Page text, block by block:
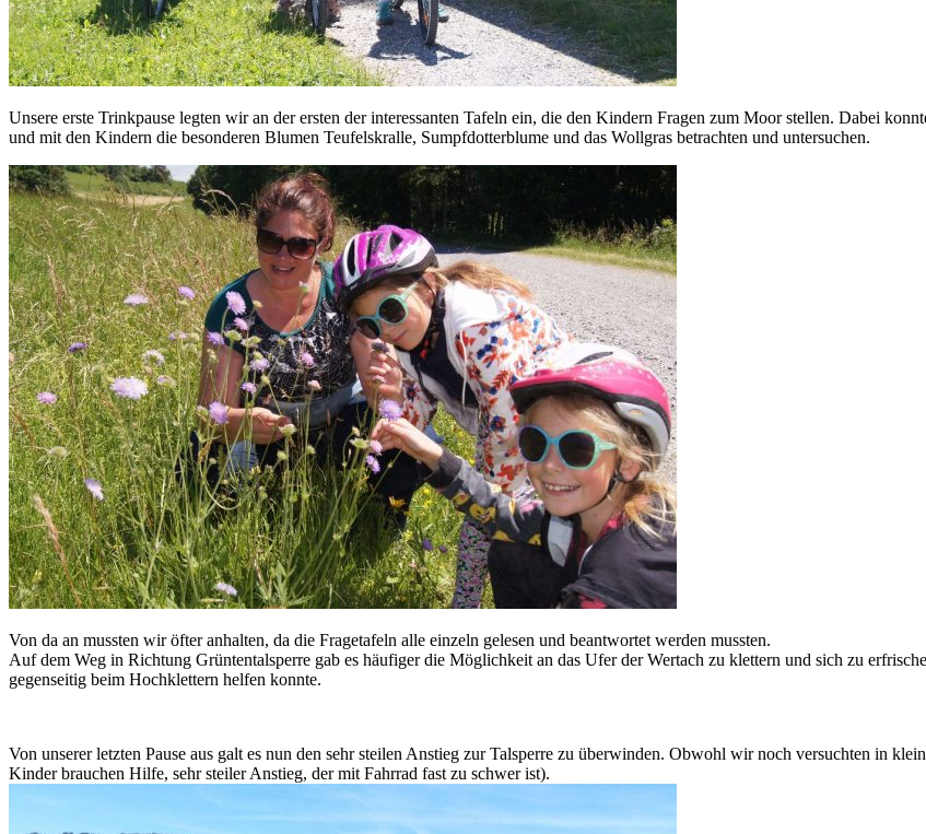
Unsere erste Trinkpause legten wir an der ersten der interessanten Tafeln ein, die den Kindern Fragen zum Moor stellen. Dabei
und mit den Kindern die besonderen Blumen Teufelskralle, Sumpfdotterblume und das Wollgras betrachten und untersuchen.
Von da an mussten wir öfter anhalten, da die Fragetafeln alle einzeln gelesen und beantwortet werden mussten.
Auf dem Weg in Richtung Grüntentalsperre gab es häufiger die Möglichkeit an das Ufer der Wertach zu klettern und sich zu
gegenseitig beim Hochklettern helfen konnte.
Von unserer letzten Pause aus galt es nun den sehr steilen Anstieg zur Talsperre zu überwinden. Obwohl wir noch versuchten in
Kinder brauchen Hilfe, sehr steiler Anstieg, der mit Fahrrad fast zu schwer ist).